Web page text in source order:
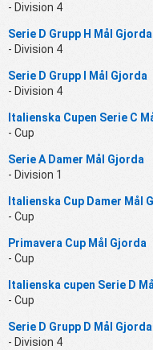
- Division 4
Serie D Grupp H Mål Gjorda
- Division 4
Serie D Grupp I Mål Gjorda
- Division 4
Italienska Cupen Serie C
- Cup
Serie A Damer Mål Gjorda
- Division 1
Italienska Cup Damer Mål
- Cup
Primavera Cup Mål Gjorda
- Cup
Italienska cupen Serie D
- Cup
Serie D Grupp D Mål Gjorda
- Division 4